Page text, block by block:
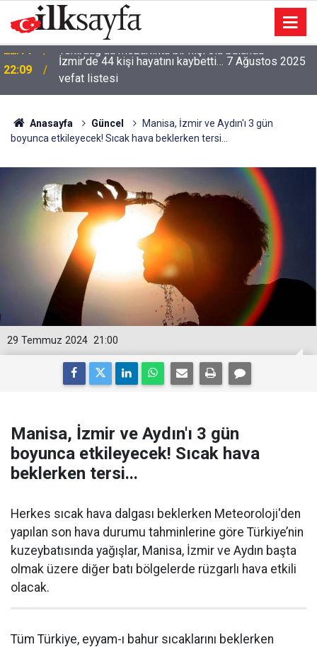
22:09
İzmir’de 44 kişi hayatını kaybetti… 7 Ağustos 2025
vefat listesi
Anasayfa Güncel
Manisa, İzmir ve Aydın'ı 3 gün
boyunca etkileyecek! Sıcak hava beklerken tersi...
21:00
29 Temmuz 2024
Manisa, İzmir ve Aydın'ı 3 gün
boyunca etkileyecek! Sıcak hava
beklerken tersi...
Herkes sıcak hava dalgası beklerken Meteoroloji'den
yapılan son hava durumu tahminlerine göre Türkiye’nin
kuzeybatısında yağışlar, Manisa, İzmir ve Aydın başta
olmak üzere diğer batı bölgelerde rüzgarlı hava etkili
olacak.
Tüm Türkiye, eyyam-ı bahur sıcaklarını beklerken